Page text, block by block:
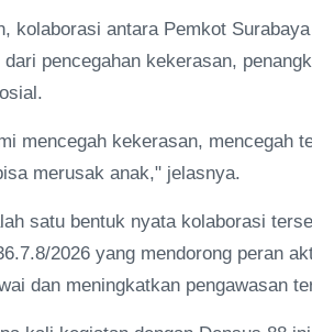
kolaborasi antara Pemkot
pencegahan kekerasan,
mencegah kekerasan, mencegah
merusak anak," jelasnya.
satu bentuk nyata kolaborasi
2026 yang mendorong peran
dan meningkatkan pengawasan